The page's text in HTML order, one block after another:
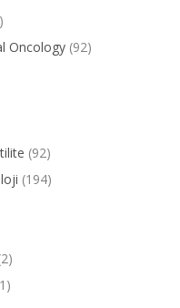
Oncology (92)
(92)
(194)